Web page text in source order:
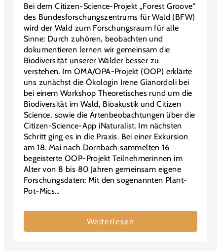
Bei dem Citizen-Science-Projekt „Forest Groove“
des Bundesforschungszentrums für Wald (BFW)
wird der Wald zum Forschungsraum für alle
Sinne: Durch zuhören, beobachten und
dokumentieren lernen wir gemeinsam die
Biodiversität unserer Wälder besser zu
verstehen. Im OMA/OPA-Projekt (OOP) erklärte
uns zunächst die Ökologin Irene Gianordoli bei
bei einem Workshop Theoretisches rund um die
Biodiversität im Wald, Bioakustik und Citizen
Science, sowie die Artenbeobachtungen über die
Citizen-Science-App iNaturalist. Im nächsten
Schritt ging es in die Praxis. Bei einer Exkursion
am 18. Mai nach Dornbach sammelten 16
begeisterte OOP-Projekt Teilnehmerinnen im
Alter von 8 bis 80 Jahren gemeinsam eigene
Forschungsdaten: Mit den sogenannten Plant-
Pot-Mics…
Weiterlesen